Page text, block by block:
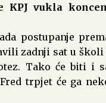
KPJ vukla
postupanje
zadnji sat u školi
Tako će biti i
trpjet će ga